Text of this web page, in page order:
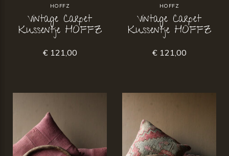
HOFFZ
Vintage Carpet
Kussentje HOFFZ
€ 121,00
HOFFZ
Vintage Carpet
Kussentje HOFFZ
€ 121,00